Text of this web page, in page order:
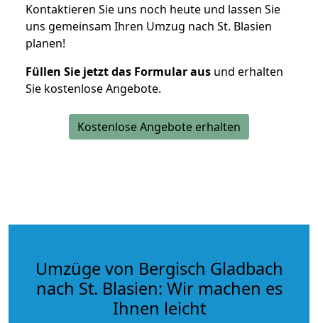
Kontaktieren Sie uns noch heute und lassen Sie
uns gemeinsam Ihren Umzug nach St. Blasien
planen!
Füllen Sie jetzt das Formular aus und erhalten
Sie kostenlose Angebote.
Kostenlose Angebote erhalten
Umzüge von Bergisch Gladbach
nach St. Blasien: Wir machen es
Ihnen leicht